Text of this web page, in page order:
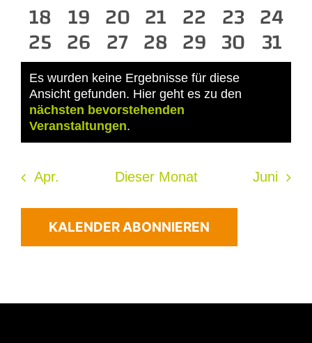
Veranstaltungen
Veranstaltungen
Veranstaltungen
Veranstaltungen
0
Veranstaltungen
18 0
Veranstaltungen
19 0
Veranstaltungen
20 0
Veranstaltungen
21 0
22 0
23 0
24
0
Veranstaltungen
25 0
Veranstaltungen
26 0
Veranstaltungen
27 0
Veranstaltungen
28 0
29 0
30 0
31
Hinweis
Es wurden keine Ergebnisse für diese
Ansicht gefunden. Hier geht es zu den
nächsten bevorstehenden
Veranstaltungen.
Apr. Dieser Monat Juni
KALENDER ABONNIEREN